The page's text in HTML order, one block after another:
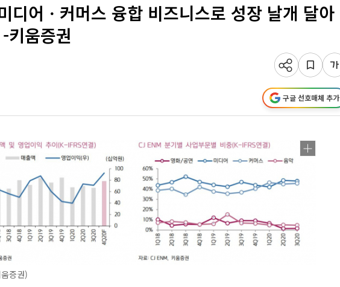
디어ㆍ커머스 융합 비즈니스로 성장 날개 달아
키움증권
구글 선호매체 추가
증권)